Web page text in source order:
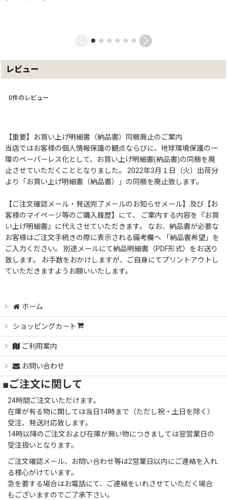
レビュー
0件のレビュー
【重要】お買い上げ明細書（納品書）同梱廃止のご案内
当店ではお客様の個人情報保護の観点ならびに、地球環境保護の一
環のペーパーレス化として、お買い上げ明細書(納品書)の同梱を廃
止させていただくこととなりました。 2022年3月１日（火）出荷分
より「お買い上げ明細書（納品書）」の同梱を廃止致します。
【ご注文確認メール・発送完了メールのお知らせメール】及び【お
客様のマイページ等のご購入履歴】にて、 ご案内する内容を『お買
い上げ明細書』に代えさせていただきます。 なお、納品書が必要な
お客様はご注文手続きの際に表示される備考欄へ 「納品書希望」を
ご入力ください。 別途メールにて納品明細書（PDF形式）をお送り
致します。 お手数をおかけしますが、ご自身にてプリントアウトし
ていただきますようお願いいたします。
ホーム
ショッピングカート
ご利用案内
お問い合わせ
■ご注文に関して
24時間ご注文いただけます。
在庫が有る物に関しては当日14時まで（ただし祝・土日を除く）
受注、発送対応致します。
14時以降のご注文および在庫が無い物につきましては翌営業日の
受注扱いとなります。
ご注文確認メール、お問い合わせ等は2営業日以内にご連絡を入れ
る様心がけています。
急を要する場合はお電話にて、ご連絡をいれさせていただく場合
もございますのでご了承下さい。